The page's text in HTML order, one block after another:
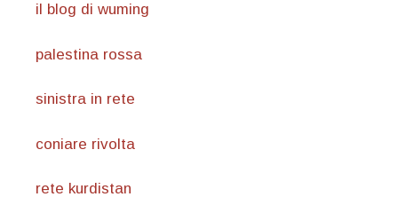
il blog di wuming
palestina rossa
sinistra in rete
coniare rivolta
rete kurdistan